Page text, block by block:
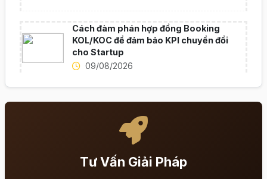
Cách đàm phán hợp đồng Booking
KOL/KOC để đảm bảo KPI chuyển đổi
cho Startup
09/08/2026
Tư Vấn Giải Pháp